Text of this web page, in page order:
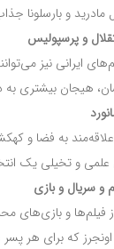
مادرید و بارسلونا
و پرسپولیس
ایرانی نیز
هیجان بیشتری به
به فضا و
و تخیلی یک
و سریال و بازی
فیلم‌ها و بازی‌های
اونجرز که برای هر